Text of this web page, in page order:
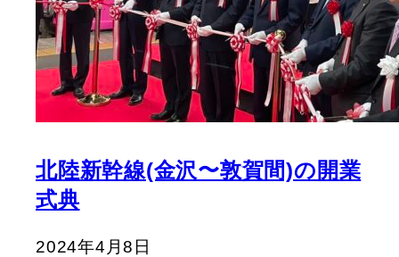
北陸新幹線(金沢〜敦賀間)の開業
式典
2024年4月8日